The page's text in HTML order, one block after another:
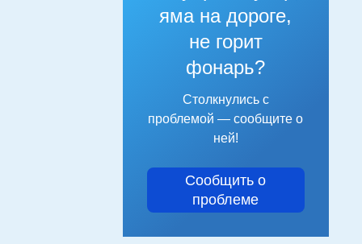
яма на дороге,
не горит
фонарь?
Столкнулись с
проблемой — сообщите о
ней!
Сообщить о
проблеме